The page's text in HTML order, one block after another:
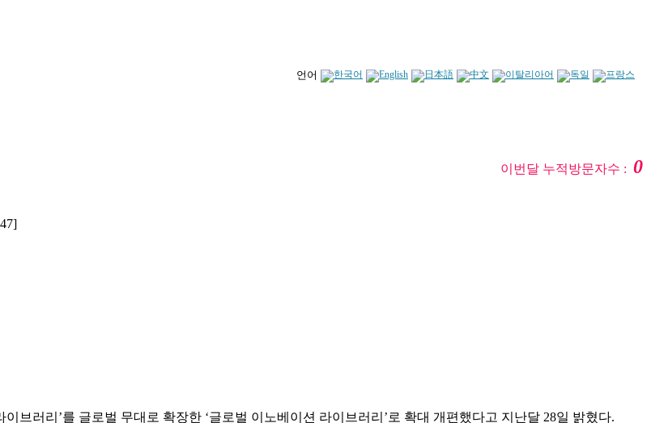
언어
이번달 누적방문자수 :0
브러리’를 글로벌 무대로 확장한 ‘글로벌 이노베이션 라이브러리’로 확대 개편했다고 지난달 28일 밝혔다.